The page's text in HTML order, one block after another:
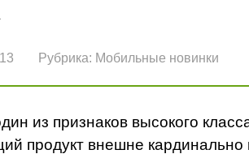
Рубрика: Мобильные новинки
из признаков высокого
продукт внешне кардинально